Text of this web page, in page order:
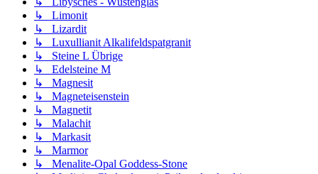
↳ Limonit
↳ Lizardit
↳ Luxullianit Alkalifeldspatgranit
↳ Steine L Übrige
↳ Edelsteine M
↳ Magnesit
↳ Magneteisenstein
↳ Magnetit
↳ Malachit
↳ Markasit
↳ Marmor
↳ Menalite-Opal Goddess-Stone